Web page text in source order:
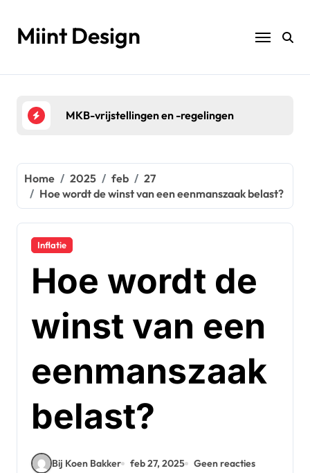
inhoudMiint Design
Belasting voor VOF’s
Home 2025 feb
27
Hoe wordt de winst van een eenmanszaak belast?
Inflatie
Hoe wordt de
winst van een
eenmanszaak
belast?
Bij Koen Bakker feb 27, 2025 Geen reacties